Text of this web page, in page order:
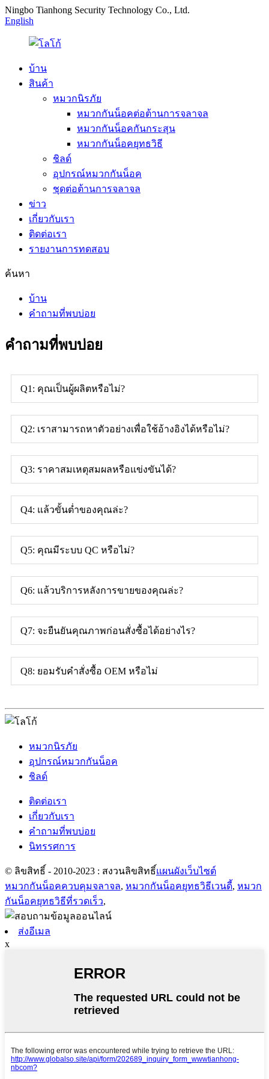
Ningbo Tianhong Security Technology Co., Ltd.
English
บ้าน
สินค้า
หมวกนิรภัย
หมวกกันน็อคต่อต้านการจลาจล
หมวกกันน็อคกันกระสุน
หมวกกันน็อคยุทธวิธี
ชิลด์
อุปกรณ์หมวกกันน็อค
ชุดต่อต้านการจลาจล
ข่าว
เกี่ยวกับเรา
ติดต่อเรา
รายงานการทดสอบ
ค้นหา
บ้าน
คำถามที่พบบ่อย
คำถามที่พบบ่อย
Q1: คุณเป็นผู้ผลิตหรือไม่?
Q2: เราสามารถหาตัวอย่างเพื่อใช้อ้างอิงได้หรือไม่?
Q3: ราคาสมเหตุสมผลหรือแข่งขันได้?
Q4: แล้วขั้นต่ำของคุณล่ะ?
Q5: คุณมีระบบ QC หรือไม่?
Q6: แล้วบริการหลังการขายของคุณล่ะ?
Q7: จะยืนยันคุณภาพก่อนสั่งซื้อได้อย่างไร?
Q8: ยอมรับคำสั่งซื้อ OEM หรือไม่
หมวกนิรภัย
อุปกรณ์หมวกกันน็อค
ชิลด์
ติดต่อเรา
เกี่ยวกับเรา
คำถามที่พบบ่อย
นิทรรศการ
© ลิขสิทธิ์ - 2010-2023 : สงวนลิขสิทธิ์แผนผังเว็บไซต์
หมวกกันน็อคควบคุมจลาจล, หมวกกันน็อคยุทธวิธีเวนดี้, หมวก
กันน็อคยุทธวิธีที่รวดเร็ว,
ส่งอีเมล
x